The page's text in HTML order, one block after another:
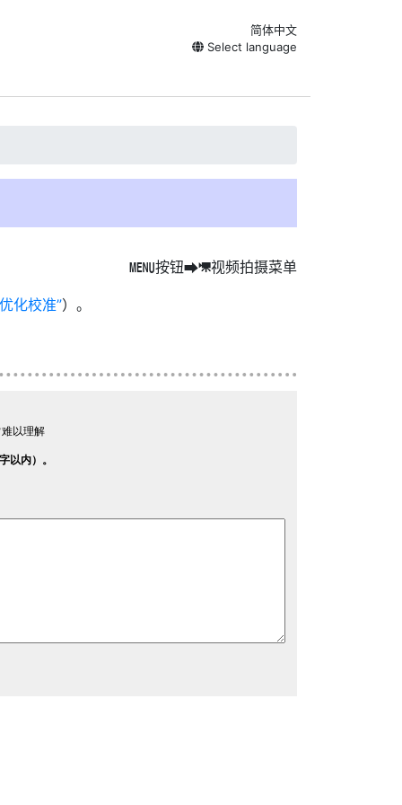
简体中文
Select language
G按钮U1视频拍摄菜单
化校准 ）。